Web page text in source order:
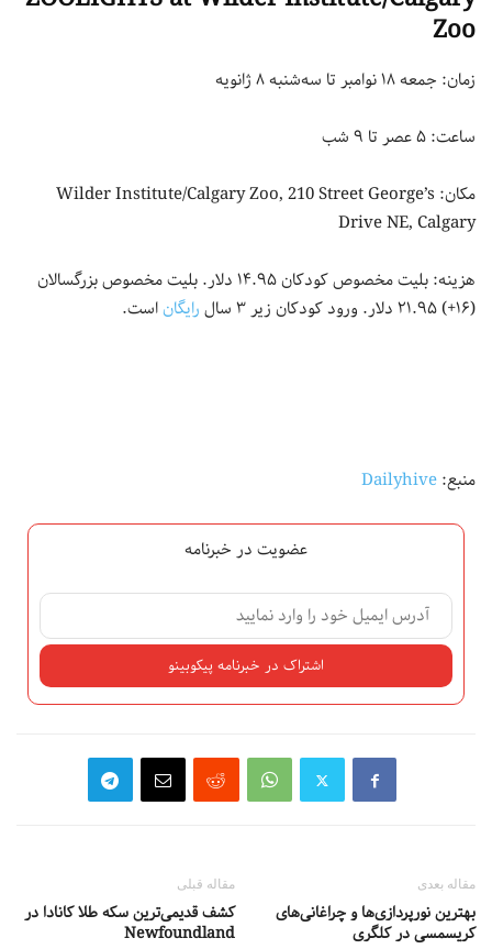
Zoo
زمان: جمعه ۱۸ نوامبر تا سه‌شنبه ۸ ژانویه
ساعت: ۵ عصر تا ۹ شب
مکان: Wilder Institute/Calgary Zoo, 210 Street George’s
Drive NE, Calgary
هزینه: بلیت مخصوص کودکان ۱۴.۹۵ دلار. بلیت مخصوص بزرگسالان
(۱۶+) ۲۱.۹۵ دلار. ورود کودکان زیر ۳ سال
رایگاناست.
منبع:Dailyhive
عضویت در خبرنامه
مقاله قبلی
کشف قدیمی‌ترین سکه طلا کانادا در
Newfoundland
مقاله بعدی
بهترین نورپردازی‌ها و چراغانی‌های
کریسمسی در کلگری